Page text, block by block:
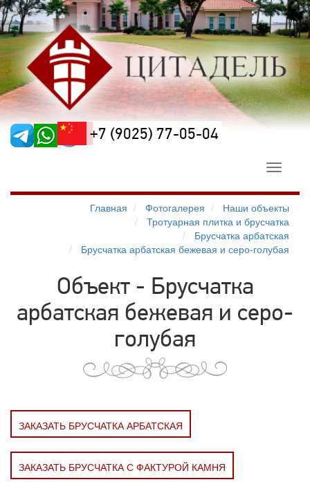
+7 (9025) 77-05-04
Toggle
Главная
Фотогалерея
Наши объекты
Тротуарная плитка и брусчатка
Брусчатка арбатская
Брусчатка арбатская бежевая и серо-голубая
Объект - Брусчатка
арбатская бежевая и серо-
голубая
ЗАКАЗАТЬ БРУСЧАТКА АРБАТСКАЯ
ЗАКАЗАТЬ БРУСЧАТКА С ФАКТУРОЙ КАМНЯ